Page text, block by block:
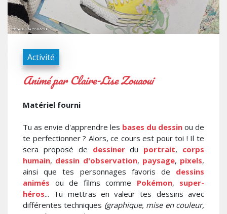
Activité
Animé par Claire-Lise Zouaoui
Matériel fourni
Tu as envie d'apprendre les bases du dessin ou de
te perfectionner ? Alors, ce cours est pour toi ! Il te
sera proposé de dessinerdu portrait, corps
humain, dessin d'observation, paysage, pixels,
ainsi que tes personnages favoris de dessins
animés ou de films comme Pokémon, super-
héros... Tu mettras en valeur tes dessins avec
différentes techniques (graphique, mise en couleur,